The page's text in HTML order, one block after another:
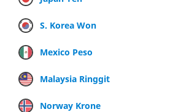
S. Korea Won
Mexico Peso
Malaysia Ringgit
Norway Krone